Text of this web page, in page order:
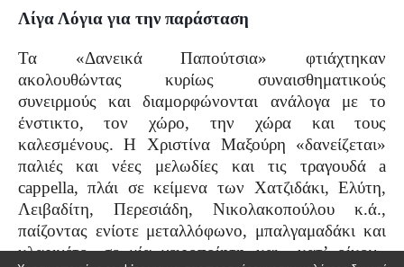
Λίγα Λόγια για την παράσταση
Τα «Δανεικά Παπούτσια» φτιάχτηκαν
ακολουθώντας κυρίως συναισθηματικούς
συνειρμούς και διαμορφώνονται ανάλογα με το
ένστικτο, τον χώρο, την χώρα και τους
καλεσμένους. Η Χριστίνα Μαξούρη «δανείζεται»
παλιές και νέες μελωδίες και τις τραγουδά a
cappella, πλάι σε κείμενα των Χατζιδάκι, Ελύτη,
Λειβαδίτη, Περεσιάδη, Νικολακοπούλου κ.ά.,
παίζοντας ενίοτε μεταλλόφωνο, μπαλγαμαδάκι και
κλαρινέτο, σε μία χειροποίητη και «κατ’ οίκον»